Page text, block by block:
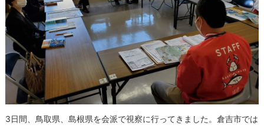
3日間、鳥取県、島根県を会派で視察に行ってきました。倉吉市では